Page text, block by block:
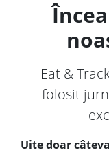
Eat &
folosit
Uite doar